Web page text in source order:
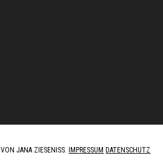
JANA ZIESENISS.IMPRESSUM DATENSCHUTZ